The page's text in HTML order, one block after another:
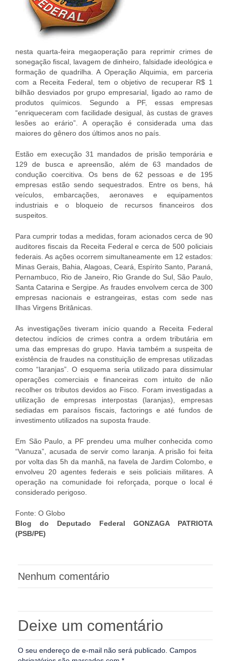
nesta quarta-feira megaoperação para reprimir crimes de
sonegação fiscal, lavagem de dinheiro, falsidade ideológica e
formação de quadrilha. A Operação Alquimia, em parceria
com a Receita Federal, tem o objetivo de recuperar R$ 1
bilhão desviados por grupo empresarial, ligado ao ramo de
produtos químicos. Segundo a PF, essas empresas
“enriqueceram com facilidade desigual, às custas de graves
lesões ao erário”. A operação é considerada uma das
maiores do gênero dos últimos anos no país.
Estão em execução 31 mandados de prisão temporária e
129 de busca e apreensão, além de 63 mandados de
condução coercitiva. Os bens de 62 pessoas e de 195
empresas estão sendo sequestrados. Entre os bens, há
veículos, embarcações, aeronaves e equipamentos
industriais e o bloqueio de recursos financeiros dos
suspeitos.
Para cumprir todas a medidas, foram acionados cerca de 90
auditores fiscais da Receita Federal e cerca de 500 policiais
federais. As ações ocorrem simultaneamente em 12 estados:
Minas Gerais, Bahia, Alagoas, Ceará, Espírito Santo, Paraná,
Pernambuco, Rio de Janeiro, Rio Grande do Sul, São Paulo,
Santa Catarina e Sergipe. As fraudes envolvem cerca de 300
empresas nacionais e estrangeiras, estas com sede nas
Ilhas Virgens Britânicas.
As investigações tiveram início quando a Receita Federal
detectou indícios de crimes contra a ordem tributária em
uma das empresas do grupo. Havia também a suspeita de
existência de fraudes na constituição de empresas utilizadas
como “laranjas”. O esquema seria utilizado para dissimular
operações comerciais e financeiras com intuito de não
recolher os tributos devidos ao Fisco. Foram investigadas a
utilização de empresas interpostas (laranjas), empresas
sediadas em paraísos fiscais, factorings e até fundos de
investimento utilizados na suposta fraude.
Em São Paulo, a PF prendeu uma mulher conhecida como
“Vanuza”, acusada de servir como laranja. A prisão foi feita
por volta das 5h da manhã, na favela de Jardim Colombo, e
envolveu 20 agentes federais e seis policiais militares. A
operação na comunidade foi reforçada, porque o local é
considerado perigoso.
Fonte: O Globo
Blog do Deputado Federal GONZAGA PATRIOTA
(PSB/PE)
Nenhum comentário
Deixe um comentário
O seu endereço de e-mail não será publicado. Campos